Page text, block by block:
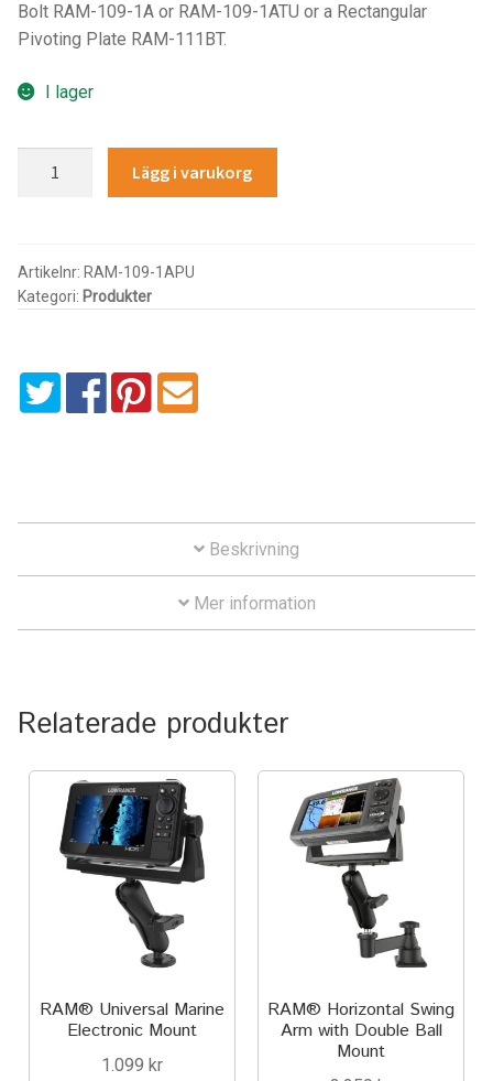
IntelliSkin
PRODUKTSERIE
GDS Tech
IntelliSkin
Power-Grip
RAM X-Grip
Produkter efter livsstil/aktivitet
ATV
Bicycle
Forklift
Bolt RAM-109-1A or RAM-109-1ATU or a Rectangular
Pivoting Plate RAM-111BT.
I lager
Arm
for
mängd
Lägg i varukorg
Artikelnr: RAM-109-1APU
Kategori: Produkter
Beskrivning
Mer information
Relaterade produkter
RAM® Universal Marine
Electronic Mount
1.099 kr
RAM® Horizontal Swing
Arm with Double Ball
Mount